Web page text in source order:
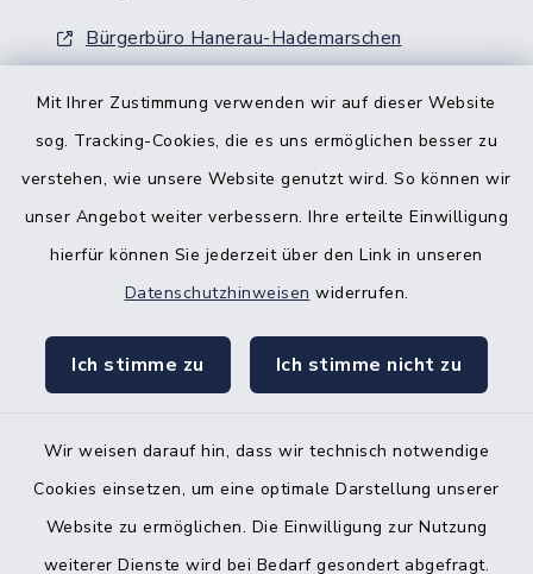
Mit Ihrer Zustimmung verwenden wir auf dieser Website
sog. Tracking-Cookies, die es uns ermöglichen besser zu
verstehen, wie unsere Website genutzt wird. So können wir
unser Angebot weiter verbessern. Ihre erteilte Einwilligung
hierfür können Sie jederzeit über den Link in unseren
Datenschutzhinweisen widerrufen.
Ich stimme zu Ich stimme nicht zu
Wir weisen darauf hin, dass wir technisch notwendige
Cookies einsetzen, um eine optimale Darstellung unserer
Website zu ermöglichen. Die Einwilligung zur Nutzung
weiterer Dienste wird bei Bedarf gesondert abgefragt.
Bürgerbüro Hanerau-Hademarschen
Nebenstelle Padenstedt
KFZ-Zulassungsbehörde
Gleichstellungsbüro
Kontakt
Datenschutz
Impressum